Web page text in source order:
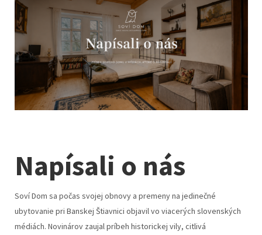
About us
Activities ▾
Contact us
Napísali o nás
Soví Dom sa počas svojej obnovy a premeny na jedinečné
ubytovanie pri Banskej Štiavnici objavil vo viacerých slovenských
médiách. Novinárov zaujal príbeh historickej vily, citlivá